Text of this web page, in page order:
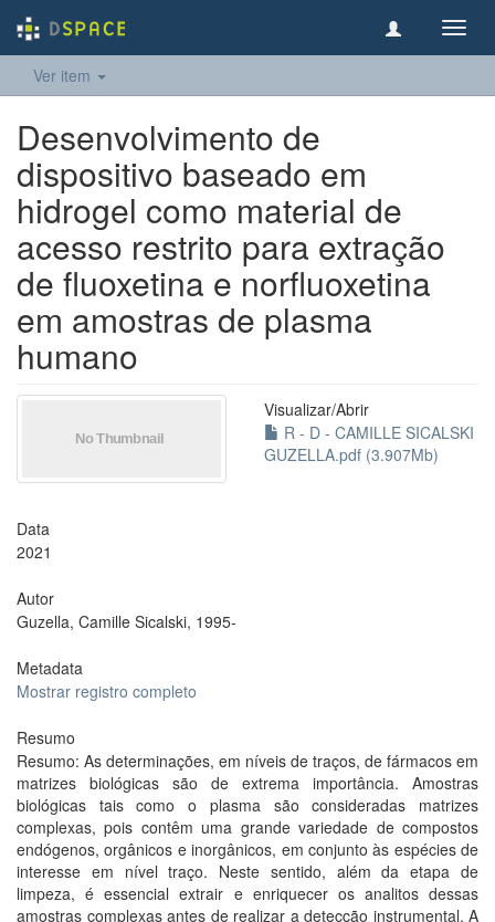
Ver item
Desenvolvimento de
dispositivo baseado em
hidrogel como material de
acesso restrito para extração
de fluoxetina e norfluoxetina
em amostras de plasma
humano
Visualizar/Abrir
R - D - CAMILLE SICALSKI
GUZELLA.pdf (3.907Mb)
Data
2021
Autor
Guzella, Camille Sicalski, 1995-
Metadata
Mostrar registro completo
Resumo
Resumo: As determinações, em níveis de traços, de fármacos em
matrizes biológicas são de extrema importância. Amostras
biológicas tais como o plasma são consideradas matrizes
complexas, pois contêm uma grande variedade de compostos
endógenos, orgânicos e inorgânicos, em conjunto às espécies de
interesse em nível traço. Neste sentido, além da etapa de
limpeza, é essencial extrair e enriquecer os analitos dessas
amostras complexas antes de realizar a detecção instrumental. A